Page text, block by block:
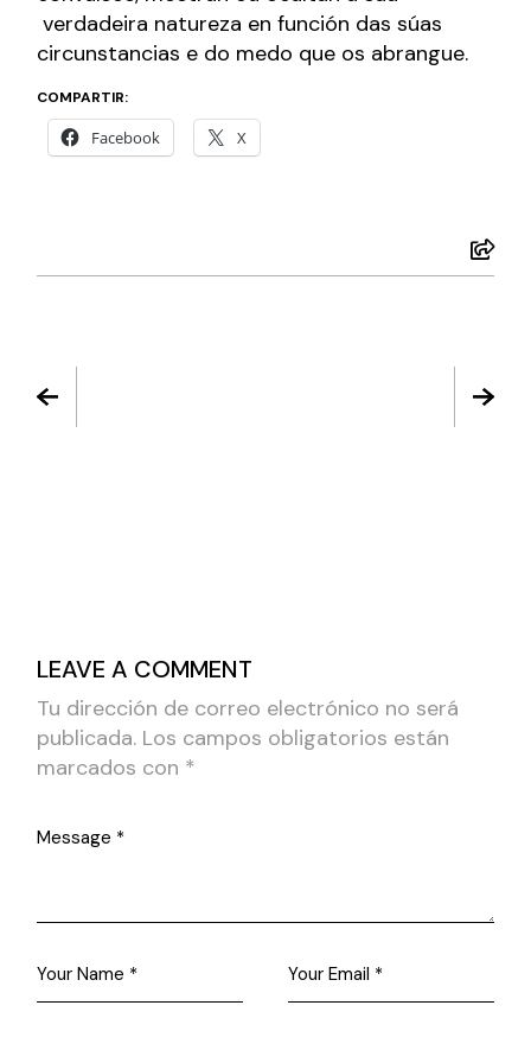
verdadeira natureza en función das súas
circunstancias e do medo que os abrangue.
COMPARTIR:
Facebook X
LEAVE A COMMENT
Tu dirección de correo electrónico no será
publicada. Los campos obligatorios están
marcados con *